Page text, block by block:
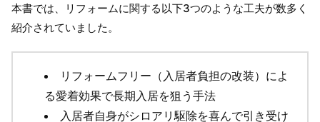
本書では、リフォームに関する以下3つのような工夫が数多く
紹介されていました。
リフォームフリー（入居者負担の改装）によ
る愛着効果で長期入居を狙う手法
入居者自身がシロアリ駆除を喜んで引き受け